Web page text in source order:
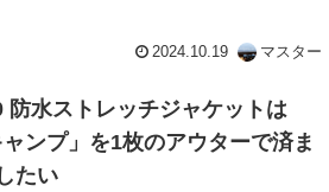
2024.10.19 マスター
水ストレッチジャケットは
ンプ」を1枚のアウターで済ま
たい